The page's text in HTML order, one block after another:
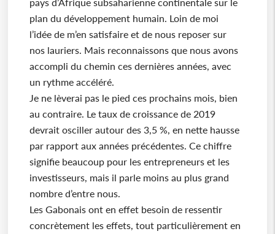
plan du développement humain. Loin de moi
l’idée de m’en satisfaire et de nous reposer sur
nos lauriers. Mais reconnaissons que nous avons
accompli du chemin ces dernières années, avec
un rythme accéléré.
Je ne lèverai pas le pied ces prochains mois, bien
au contraire. Le taux de croissance de 2019
devrait osciller autour des 3,5 %, en nette hausse
par rapport aux années précédentes. Ce chiffre
signifie beaucoup pour les entrepreneurs et les
investisseurs, mais il parle moins au plus grand
nombre d’entre nous.
Les Gabonais ont en effet besoin de ressentir
concrètement les effets, tout particulièrement en